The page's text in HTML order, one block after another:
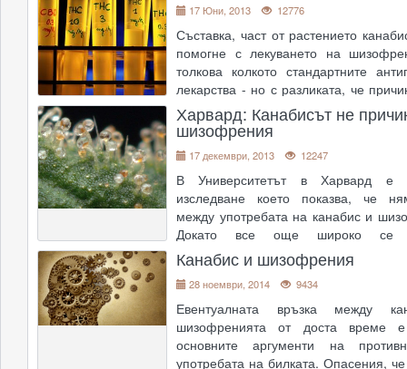
17 Юни, 2013 12776
Съставка, част от растението
помогне с лекуването на
толкова колкото стандартните
лекарства - но с разликата, че
по-малко странични ефекти,
клиничен тест в Германия.
Универститет�....
Харвард: Канабисът не
шизофрения
17 декември, 2013 12247
В Университетът в Харвард е
изследване което показва, че
между употребата на канабис и
Докато все още широко се
потенциалът канабиса да
шизофрения, изследователи от
факултет на Харвард казват, че "
Канабис и шизофрения
28 ноември, 2014 9434
Евентуалната връзка между
шизофренията от доста време
основните аргументи на
употребата на билката. Опасения,